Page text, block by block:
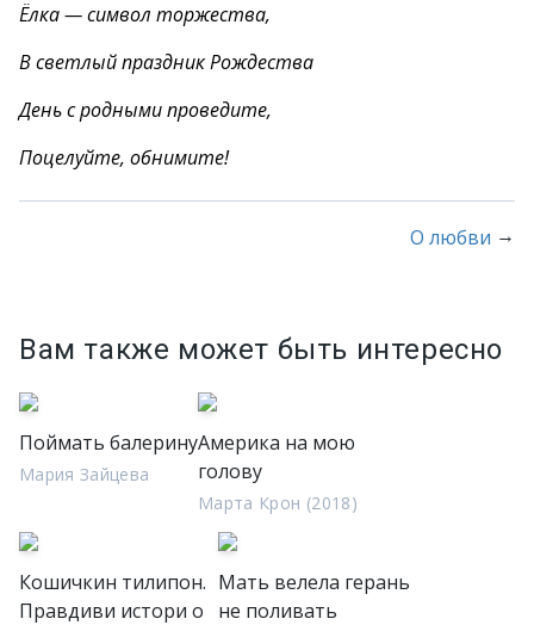
Ёлка — символ торжества,
В светлый праздник Рождества
День с родными проведите,
Поцелуйте, обнимите!
О любви →
Вам также может быть интересно
Поймать балерину
Мария Зайцева
Америка на мою
голову
Марта Крон (2018)
Кошичкин тилипон.
Правдиви истори о
Мать велела герань
не поливать